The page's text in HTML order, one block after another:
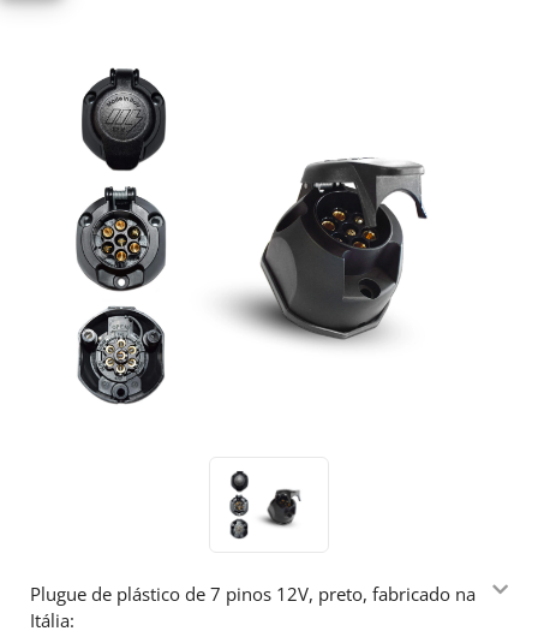
Plugue de plástico de 7 pinos 12V, preto, fabricado na
Itália: